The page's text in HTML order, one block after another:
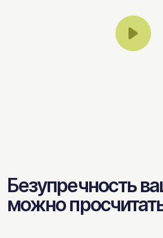
Безупречность
можно